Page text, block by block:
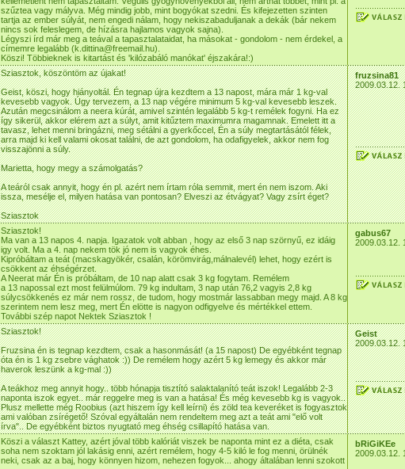
szűztea vagy mályva. Még mindig jobb, mint bogyókat szedni. És kifejezetten szinten
tartja az ember súlyát, nem engedi nálam, hogy nekiszabaduljanak a dekák (bár nekem
nincs sok feleslegem, de hízásra hajlamos vagyok sajna).
Légyszi írd már meg a teával a tapasztalataidat, ha másokat - gondolom - nem érdekel, a
címemre legalább (k.dittina@freemail.hu).
Köszi! Többieknek is kitartást és 'kilózabáló manókat' éjszakára!:)
Sziasztok, köszöntöm az újakat!
Geist, köszi, hogy hiányoltál. Én tegnap újra kezdtem a 13 napost, mára már 1 kg-val
kevesebb vagyok. Úgy tervezem, a 13 nap végére minimum 5 kg-val kevesebb leszek.
Azután megcsinálom a neera kúrát, amivel szintén legalább 5 kg-t remélek fogyni. Ha ez
így sikerül, akkor elérem azt a súlyt, amit kitűztem maximumra magamnak. Emelett itt a
tavasz, lehet menni bringázni, meg sétálni a gyerkőccel, Én a súly megtartásától félek,
arra majd ki kell valami okosat találni, de azt gondolom, ha odafigyelek, akkor nem fog
visszajönni a súly.
Marietta, hogy megy a számolgatás?
A teáról csak annyit, hogy én pl. azért nem írtam róla semmit, mert én nem iszom. Aki
issza, mesélje el, milyen hatása van pontosan? Elveszi az étvágyat? Vagy zsírt éget?
Sziasztok
fruzsina81
2009.03.12.
Sziasztok!
Ma van a 13 napos 4. napja. Igazatok volt abban , hogy az első 3 nap szörnyű, ez idáig
igy volt. Ma a 4. nap nekem tök jó nem is vagyok éhes.
Kipróbáltam a teát (macskagyökér, csalán, körömvirág,málnalevél) lehet, hogy ezért is
csökkent az éhségérzet.
A Neerat már Én is próbáltam, de 10 nap alatt csak 3 kg fogytam. Remélem
a 13 napossal ezt most felülmúlom. 79 kg indultam, 3 nap után 76,2 vagyis 2,8 kg
súlycsökkenés ez már nem rossz, de tudom, hogy mostmár lassabban megy majd. A 8 kg
szerintem nem lesz meg, mert Én elötte is nagyon odfigyelve és mértékkel ettem.
További szép napot Nektek Sziasztok !
gabus67
2009.03.12.
Sziasztok!
Fruzsina én is tegnap kezdtem, csak a hasonmását! (a 15 napost) De egyébként tegnap
óta én is 1 kg zsebre vághatok :)) De remélem hogy azért 5 kg lemegy és akkor már
haverok leszünk a kg-mal :))
A teákhoz meg annyit hogy.. több hónapja tisztító salaktalanító teát iszok! Legalább 2-3
naponta iszok egyet.. már reggelre meg is van a hatása! És még kevesebb kg is vagyok..
Plusz mellette még Roobius (azt hiszem így kell leírni) és zöld tea keveréket is fogyasztok
ami valóban zsírégető! Szóval egyáltalán nem rendeltem meg azt a teát ami "elő volt
írva".. De egyébként biztos nyugtató meg éhség csillapító hatása van.
Geist
2009.03.12.
Köszi a választ Kattey, azért jóval több kalóriát viszek be naponta mint ez a diéta, csak
soha nem szoktam jól lakásig enni, azért remélem, hogy 4-5 kiló le fog menni, örülnék
neki, csak az a baj, hogy könnyen hizom, nehezen fogyok... ahogy általában lenni szokott
bRiGiKEe
2009.03.12.